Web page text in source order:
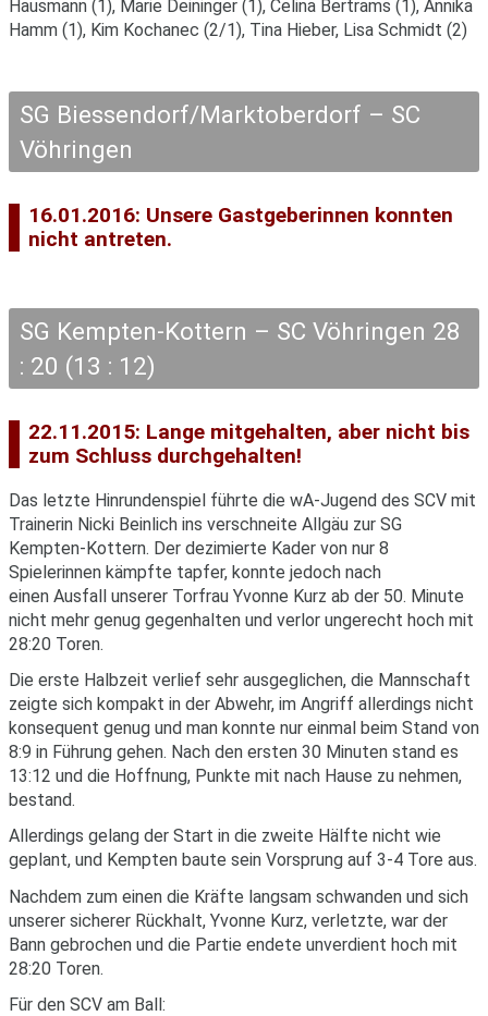
Hausmann (1), Marie Deininger (1), Celina Bertrams (1), Annika
Hamm (1), Kim Kochanec (2/1), Tina Hieber, Lisa Schmidt (2)
SG Biessendorf/Marktoberdorf – SC
Vöhringen
16.01.2016: Unsere Gastgeberinnen konnten
nicht antreten.
SG Kempten-Kottern – SC Vöhringen 28
: 20 (13 : 12)
22.11.2015: Lange mitgehalten, aber nicht bis
zum Schluss durchgehalten!
Das letzte Hinrundenspiel führte die wA-Jugend des SCV mit
Trainerin Nicki Beinlich ins verschneite Allgäu zur SG
Kempten-Kottern. Der dezimierte Kader von nur 8
Spielerinnen kämpfte tapfer, konnte jedoch nach
einen Ausfall unserer Torfrau Yvonne Kurz ab der 50. Minute
nicht mehr genug gegenhalten und verlor ungerecht hoch mit
28:20 Toren.
Die erste Halbzeit verlief sehr ausgeglichen, die Mannschaft
zeigte sich kompakt in der Abwehr, im Angriff allerdings nicht
konsequent genug und man konnte nur einmal beim Stand von
8:9 in Führung gehen. Nach den ersten 30 Minuten stand es
13:12 und die Hoffnung, Punkte mit nach Hause zu nehmen,
bestand.
Allerdings gelang der Start in die zweite Hälfte nicht wie
geplant, und Kempten baute sein Vorsprung auf 3-4 Tore aus.
Nachdem zum einen die Kräfte langsam schwanden und sich
unserer sicherer Rückhalt, Yvonne Kurz, verletzte, war der
Bann gebrochen und die Partie endete unverdient hoch mit
28:20 Toren.
Für den SCV am Ball: